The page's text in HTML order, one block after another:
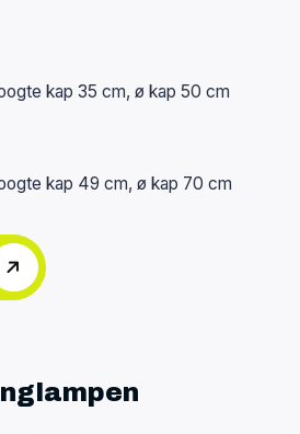
kap 35 cm, ø kap 50 cm
kap 49 cm, ø kap 70 cm